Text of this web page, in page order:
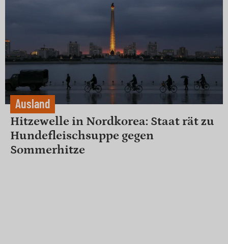
Ausland
Hitzewelle in Nordkorea: Staat rät zu
Hundefleischsuppe gegen
Sommerhitze